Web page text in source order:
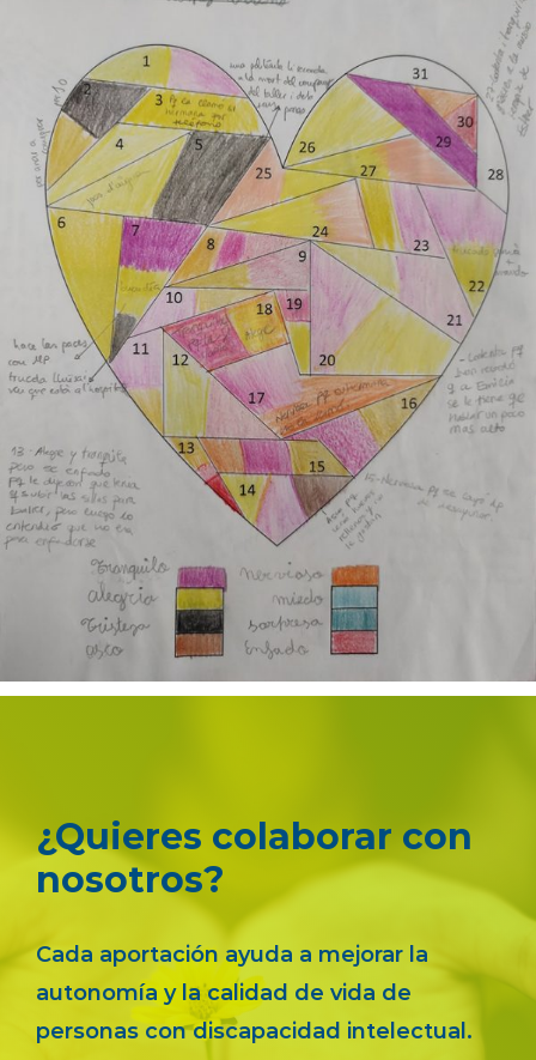
¿Quieres colaborar con
nosotros?
Cada aportación ayuda a mejorar la
autonomía y la calidad de vida de
personas con discapacidad intelectual.